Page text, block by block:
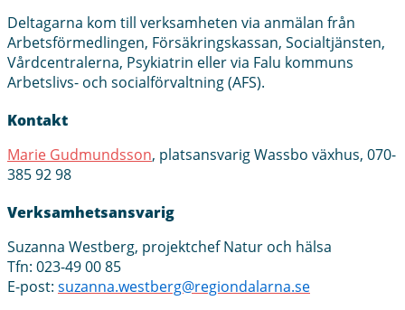
Deltagarna kom till verksamheten via anmälan från
Arbetsförmedlingen, Försäkringskassan, Socialtjänsten,
Vårdcentralerna, Psykiatrin eller via Falu kommuns
Arbetslivs- och socialförvaltning (AFS).
Kontakt
Marie Gudmundsson, platsansvarig Wassbo växhus, 070-
385 92 98
Verksamhetsansvarig
Suzanna Westberg, projektchef Natur och hälsa
Tfn: 023-49 00 85
E-post: suzanna.westberg@regiondalarna.se